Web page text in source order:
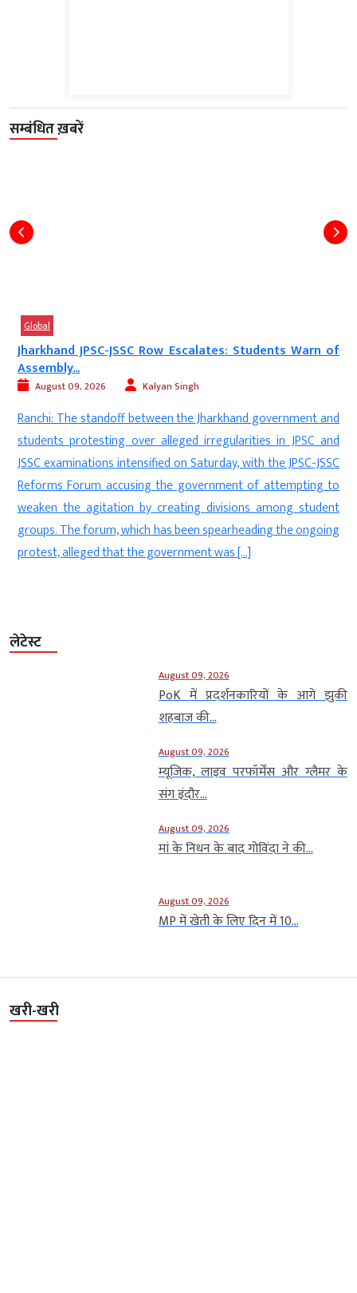
सम्बंधित ख़बरें
Global
Jharkhand JPSC-JSSC Row Escalates: Students Warn of
Assembly...
August 09, 2026 Kalyan Singh
Ranchi: The standoff between the Jharkhand government and
students protesting over alleged irregularities in JPSC and
JSSC examinations intensified on Saturday, with the JPSC-JSSC
Reforms Forum accusing the government of attempting to
weaken the agitation by creating divisions among student
groups. The forum, which has been spearheading the ongoing
protest, alleged that the government was […]
लेटेस्ट
August 09, 2026
PoK में प्रदर्शनकारियों के आगे झुकी
शहबाज की...
August 09, 2026
म्यूजिक, लाइव परफॉर्मेंस और ग्लैमर के
संग इंदौर...
August 09, 2026
मां के निधन के बाद गोविंदा ने की...
August 09, 2026
MP में खेती के लिए दिन में 10...
खरी-खरी